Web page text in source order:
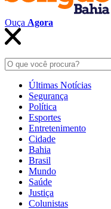
Ouça Agora
Últimas Notícias
Segurança
Política
Esportes
Entretenimento
Cidade
Bahia
Brasil
Mundo
Saúde
Justiça
Colunistas